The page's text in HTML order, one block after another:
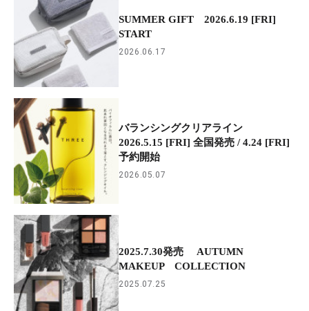
SUMMER GIFT 2026.6.19 [FRI]
START
2026.06.17
バランシングクリアライン
2026.5.15 [FRI] 全国発売 / 4.24 [FRI]
予約開始
2026.05.07
2025.7.30発売 AUTUMN
MAKEUP COLLECTION
2025.07.25